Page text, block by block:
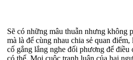
Sẽ có những mâu thuẫn nhưng không
mà là để cùng nhau chia sẻ quan
cố gắng lắng nghe đối phương để
có thể. Mọi cuộc tranh luận của hai